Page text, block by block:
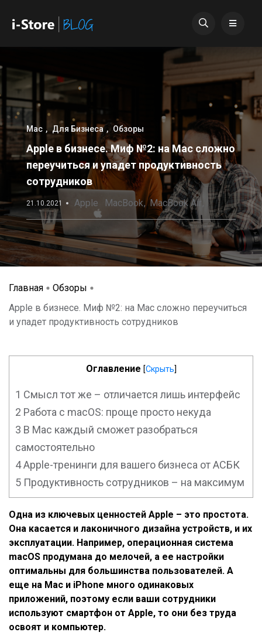
Mac Для Бизнеса Обзоры
Apple в бизнесе. Миф №2: на Mac сложно
переучиться и упадет продуктивность
сотрудников
21.10.2021 Apple MacBook MacBook Air
Главная
Обзоры
Apple в бизнесе. Миф №2: на Mac сложно переучиться
и упадет продуктивность сотрудников
Оглавление [Скрыть]
1 Смысл тот же – отличается лишь интерфейс
2 Работа с macOS: проще просто некуда
3 В Mac каждый сможет разобраться
самостоятельно
4Apple-тренинги для вашего бизнеса от АСБК
5 Продуктивность сотрудников – на максимум
Одна из ключевых ценностей Apple – это простота.
Она касается и лаконичного дизайна устройств, и их
эксплуатации. Например, операционная система
macOS продумана до мелочей, а ее настройки
оптимальны для большинства пользователей. А
еще на Mac и iPhone много одинаковых
приложений, поэтому если ваши сотрудники
используют смартфон от Apple, то они без труда
освоят и компьютер.